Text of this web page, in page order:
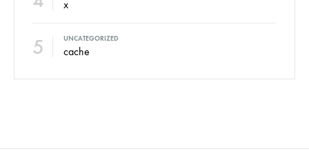
x
5 UNCATEGORIZED
cache